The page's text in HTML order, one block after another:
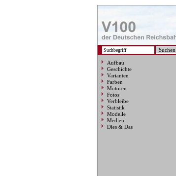
Aufbau
Geschichte
Varianten
Farben
Motoren
Fotos
Verbleibe
Statistik
Modelle
Medien
Dies & Das